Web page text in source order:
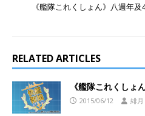
《艦隊これくしょん》八週年
RELATED ARTICLES
《艦隊これくしょ
2015/06/12 緋月